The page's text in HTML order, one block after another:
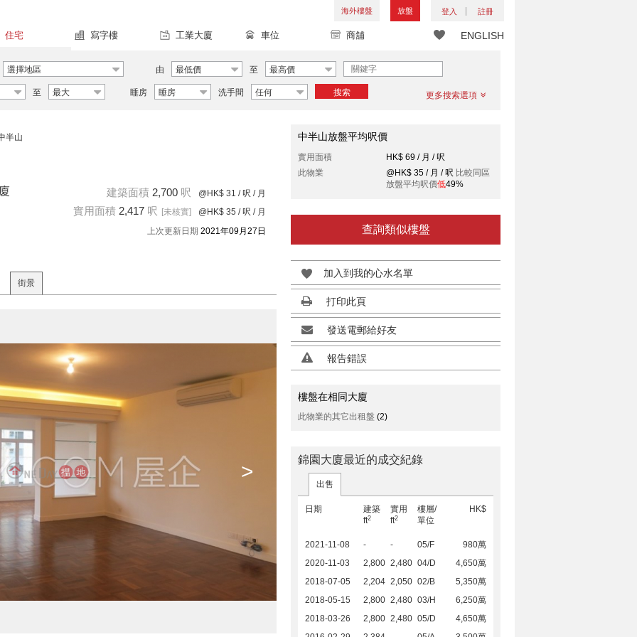
海外樓盤 放盤 登入 註冊
ENGLISH
住宅 寫字樓 工業大廈 車位 商舖
選擇地區 由 最低價 至 最高價
至 最大 睡房 睡房 洗手間 任何 搜索 更多搜索選項
半山
建築面積 2,700 呎 @HK$ 31 / 呎 / 月
實用面積 2,417 呎 [未核實] @HK$ 35 / 呎 / 月
上次更新日期 2021年09月27日
街景
>
中半山放盤平均呎價
實用面積
HK$ 69 / 月 / 呎
此物業
@HK$ 35 / 月 / 呎 比較同區
放盤平均呎價低49%
查詢類似樓盤
加入到我的心水名單
打印此頁
發送電郵給好友
報告錯誤
樓盤在相同大廈
此物業的其它出租盤 (2)
錦園大廈最近的成交紀錄
出售
日期
建築
ft2
實用
ft2
樓層/
單位
HK$
2021-11-08 - - 05/F
980萬
2020-11-03
2,800 2,480 04/D
4,650萬
2018-07-05
2,204 2,050 02/B
5,350萬
2018-05-15
2,800 2,480 03/H
6,250萬
2018-03-26
2,800 2,480 05/D
4,650萬